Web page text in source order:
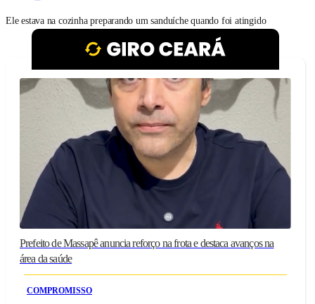
Ele estava na cozinha preparando um sanduíche quando foi atingido
Prefeito de Massapê anuncia reforço na frota e destaca avanços na
área da saúde
COMPROMISSO